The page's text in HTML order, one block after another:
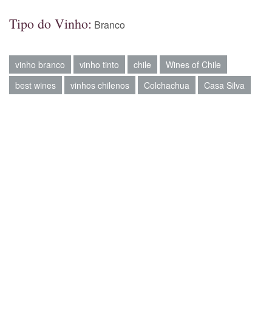
Tipo do Vinho: Branco
vinho branco vinho tinto chile
Wines of Chile
best wines
vinhos chilenos Colchachua Casa Silva